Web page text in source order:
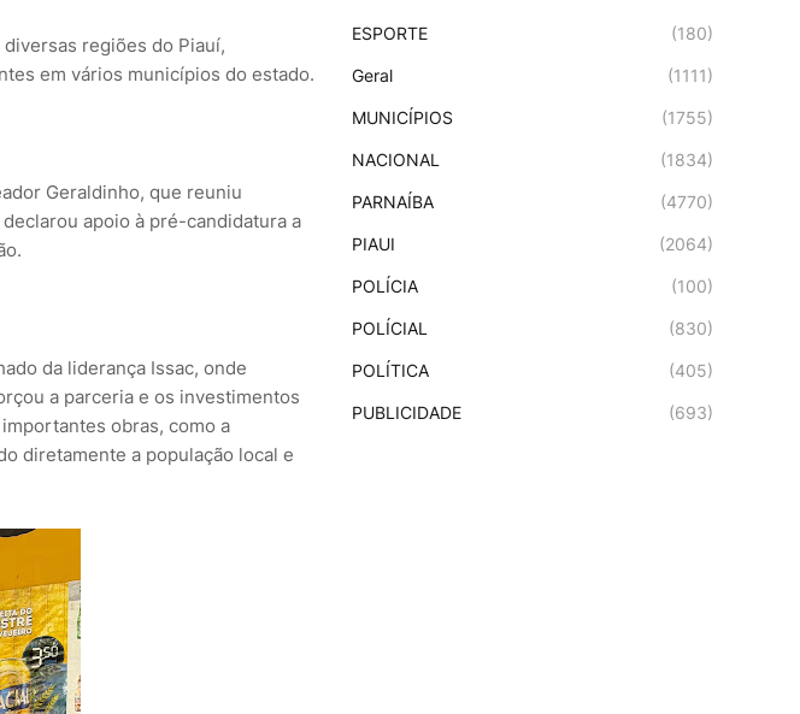
regiões do Piauí,
em vários municípios do estado.
Geraldinho, que reuniu
apoio à pré-candidatura a
da liderança Issac, onde
a parceria e os investimentos
obras, como a
diretamente a população local e
ESPORTE (180)
Geral (1111)
MUNICÍPIOS (1755)
NACIONAL (1834)
PARNAÍBA (4770)
PIAUI (2064)
POLÍCIA (100)
POLÍCIAL (830)
POLÍTICA (405)
PUBLICIDADE (693)